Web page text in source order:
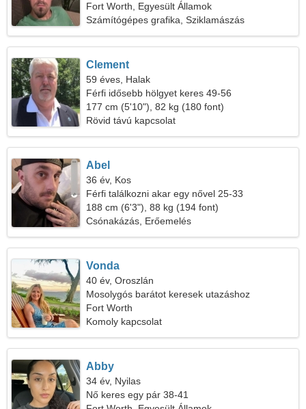
Fort Worth, Egyesült Államok
Számítógépes grafika, Sziklamászás
Clement
59 éves, Halak
Férfi idősebb hölgyet keres 49-56
177 cm (5'10"), 82 kg (180 font)
Rövid távú kapcsolat
Abel
36 év, Kos
Férfi találkozni akar egy nővel 25-33
188 cm (6'3"), 88 kg (194 font)
Csónakázás, Erőemelés
Vonda
40 év, Oroszlán
Mosolygós barátot keresek utazáshoz
Fort Worth
Komoly kapcsolat
Abby
34 év, Nyilas
Nő keres egy pár 38-41